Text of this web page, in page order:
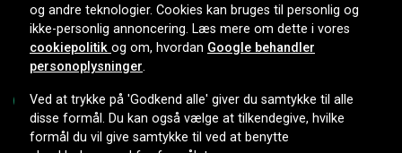
LEVERINGSMULIGHEDER
Copyright © 2026, Spares Nordic AB
og andre teknologier. Cookies kan bruges til personlig og
ikke-personlig annoncering. Læs mere om dette i vores
cookiepolitik og om, hvordan Google behandler
personoplysninger.
Ved at trykke på 'Godkend alle' giver du samtykke til alle
disse formål. Du kan også vælge at tilkendegive, hvilke
formål du vil give samtykke til ved at benytte